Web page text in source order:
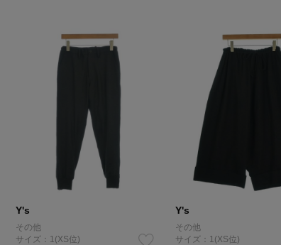
Y's
その他
サイズ：1(XS位)
Y's
その他
サイズ：1(XS位)